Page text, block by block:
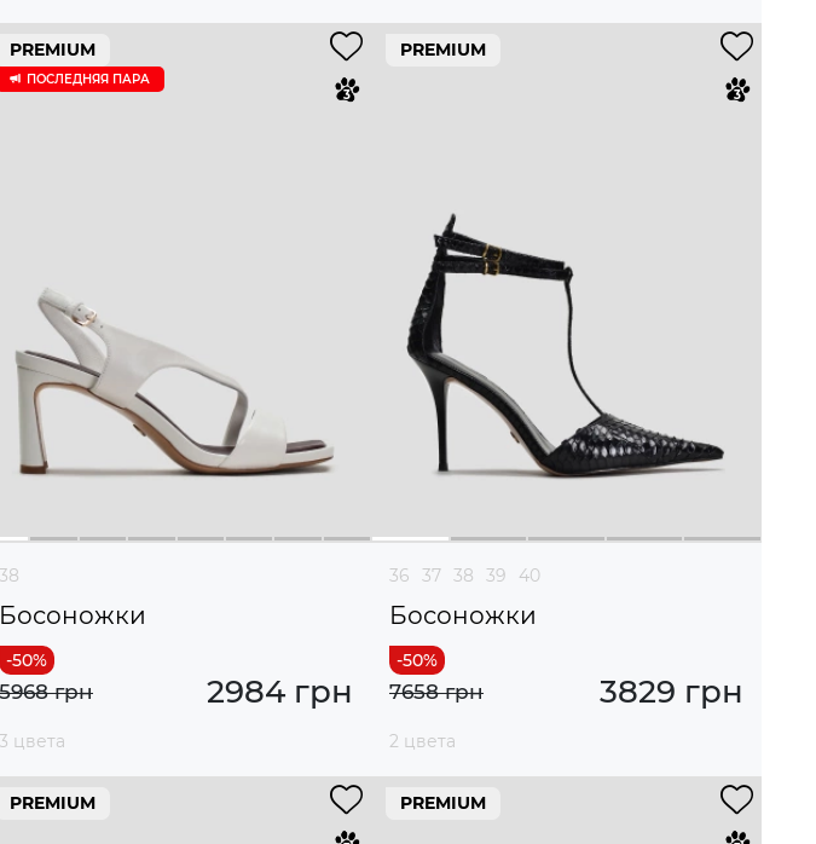
PREMIUM
ПОСЛЕДНЯЯ ПАРА
38
Босоножки
2984 грн
5968 грн
3 цвета
PREMIUM
36 37 38 39 40
Босоножки
3829 грн
7658 грн
2 цвета
PREMIUM PREMIUM